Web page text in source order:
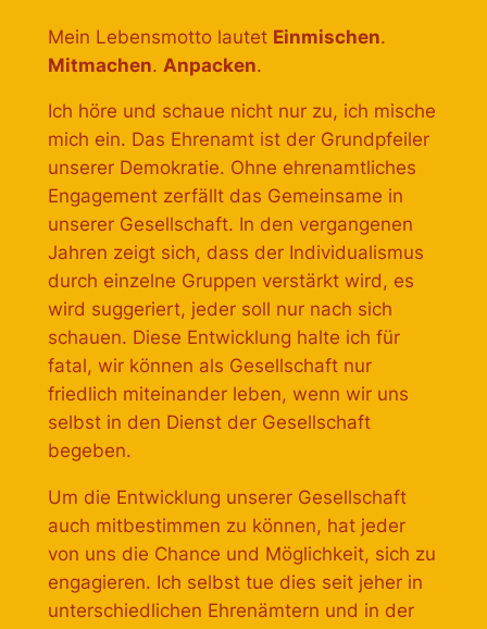
Mein Lebensmotto lautet Einmischen.
Mitmachen. Anpacken.
Ich höre und schaue nicht nur zu, ich mische
mich ein. Das Ehrenamt ist der Grundpfeiler
unserer Demokratie. Ohne ehrenamtliches
Engagement zerfällt das Gemeinsame in
unserer Gesellschaft. In den vergangenen
Jahren zeigt sich, dass der Individualismus
durch einzelne Gruppen verstärkt wird, es
wird suggeriert, jeder soll nur nach sich
schauen. Diese Entwicklung halte ich für
fatal, wir können als Gesellschaft nur
friedlich miteinander leben, wenn wir uns
selbst in den Dienst der Gesellschaft
begeben.
Um die Entwicklung unserer Gesellschaft
auch mitbestimmen zu können, hat jeder
von uns die Chance und Möglichkeit, sich zu
engagieren. Ich selbst tue dies seit jeher in
unterschiedlichen Ehrenämtern und in der